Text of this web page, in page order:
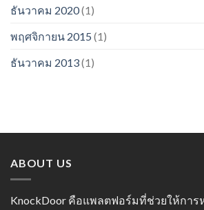
ธันวาคม 2020(1)
พฤศจิกายน 2015 (1)
ธันวาคม 2013(1)
ABOUT US
KnockDoor คือแพลตฟอร์มที่ช่วยให้กา